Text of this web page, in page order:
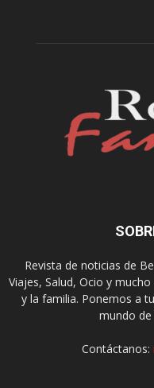
Revista de noticias de
Viajes, Salud, Ocio y
y la familia. Ponemos a
mundo
Contáctanos: